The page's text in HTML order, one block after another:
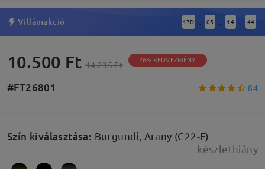
Villámakció 17D : 05 : 14 : 43
10.500 Ft 14.235 Ft 26% KEDVEZMÉNY
#FT26801 84
Szín kiválasztása: Burgundi, Arany (C22-F)
készlethiány